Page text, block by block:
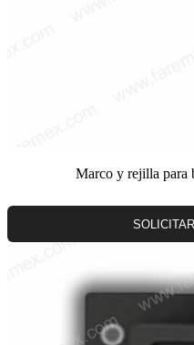
Marco y rejilla para